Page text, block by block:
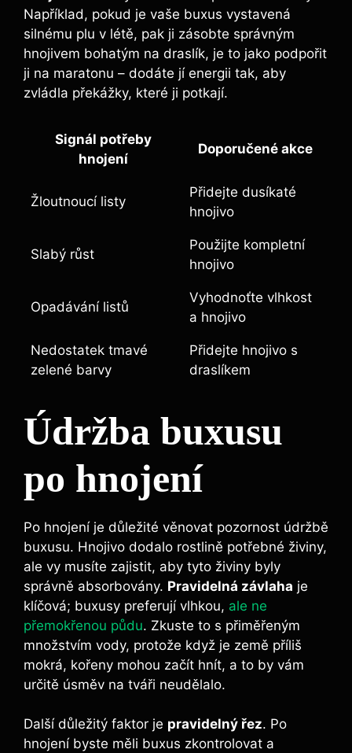
Například, pokud je vaše buxus vystavená
silnému plu v​ létě, pak⁢ ji zásobte správným
hnojivem bohatým na ⁢draslík,⁣ je to ​jako podpořit
⁢ji na maratonu – dodáte jí ‌energii tak, aby
zvládla překážky,‍ které ji potkají.
Signál potřeby
hnojení
Doporučené akce
Žloutnoucí listy
Přidejte dusíkaté
hnojivo
Slabý růst
Použijte kompletní
⁢hnojivo
Opadávání listů
Vyhodnoťte vlhkost
a ⁤hnojivo
Nedostatek tmavé
zelené barvy
Přidejte hnojivo s
draslíkem
Údržba buxusu
po hnojení
Po hnojení je důležité věnovat pozornost údržbě
buxusu. Hnojivo dodalo ⁤rostlině ⁣potřebné ‍živiny,
ale vy musíte zajistit, aby tyto živiny ⁤byly
správně absorbovány. Pravidelná závlaha je⁢
klíčová; buxusy preferují vlhkou, ale ne
přemokřenou půdu. ⁢Zkuste to ‍s přiměřeným
množstvím vody, protože⁣ když je země příliš
mokrá, kořeny⁤ mohou začít hnít, a to by vám
určitě úsměv na tváři ‍neudělalo.
Další důležitý ⁣faktor ‍je pravidelný řez. Po
hnojení byste ‍měli buxus zkontrolovat a